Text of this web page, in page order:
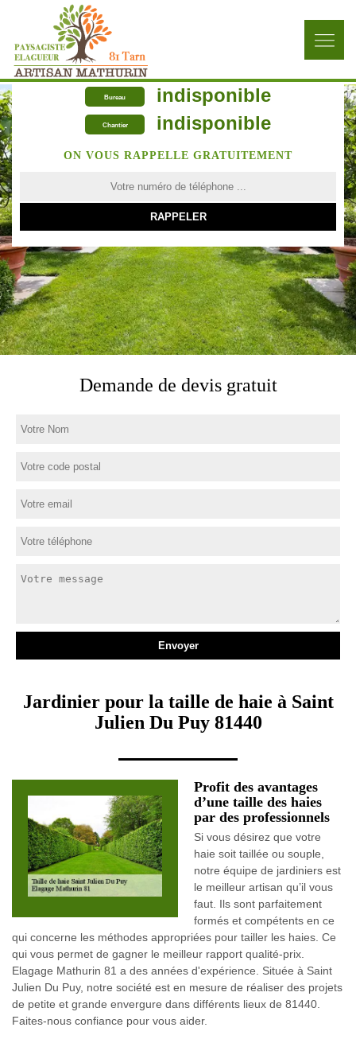
Bureau indisponible
Chantier indisponible
ON VOUS RAPPELLE GRATUITEMENT
Demande de devis gratuit
Jardinier pour la taille de haie à Saint
Julien Du Puy 81440
Profit des avantages
d’une taille des haies
par des professionnels
Si vous désirez que votre
haie soit taillée ou souple,
notre équipe de jardiniers est
le meilleur artisan qu’il vous
faut. Ils sont parfaitement
formés et compétents en ce
qui concerne les méthodes appropriées pour tailler les haies. Ce
qui vous permet de gagner le meilleur rapport qualité-prix.
Elagage Mathurin 81 a des années d'expérience. Située à Saint
Julien Du Puy, notre société est en mesure de réaliser des projets
de petite et grande envergure dans différents lieux de 81440.
Faites-nous confiance pour vous aider.